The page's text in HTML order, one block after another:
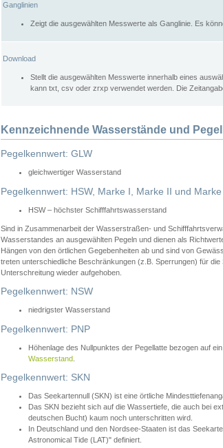
Ganglinien
Zeigt die ausgewählten Messwerte als Ganglinie. Es
Download
Stellt die ausgewählten Messwerte innerhalb eines
kann txt, csv oder zrxp verwendet werden. Die
Kennzeichnende Wasserstände und
Pegelkennwert: GLW
gleichwertiger Wasserstand
Pegelkennwert: HSW, Marke I, Marke II und Marke
HSW – höchster Schifffahrtswasserstand
Sind in Zusammenarbeit der Wasserstraßen- und
Wasserstandes an ausgewählten Pegeln und dienen als
Hängen von den örtlichen Gegebenheiten ab und sind von
treten unterschiedliche Beschränkungen (z.B. Sperrungen) für
Unterschreitung wieder aufgehoben.
Pegelkennwert: NSW
niedrigster Wasserstand
Pegelkennwert: PNP
Höhenlage des Nullpunktes der Pegellatte bezogen auf
Wasserstand
Pegelkennwert: SKN
Das Seekartennull (SKN) ist eine örtliche
Das SKN bezieht sich auf die Wassertiefe, die auch bei
deutschen Bucht) kaum noch unterschritten wird.
In Deutschland und den Nordsee-Staaten ist das
Astronomical Tide (LAT)" definiert.